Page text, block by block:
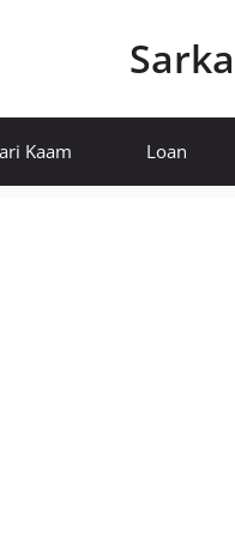
Kaam Loan